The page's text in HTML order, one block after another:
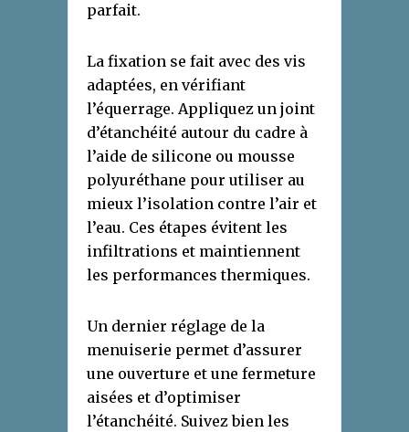
parfait.
La fixation se fait avec des vis
adaptées, en vérifiant
l’équerrage. Appliquez un joint
d’étanchéité autour du cadre à
l’aide de silicone ou mousse
polyuréthane pour utiliser au
mieux l’isolation contre l’air et
l’eau. Ces étapes évitent les
infiltrations et maintiennent
les performances thermiques.
Un dernier réglage de la
menuiserie permet d’assurer
une ouverture et une fermeture
aisées et d’optimiser
l’étanchéité. Suivez bien les